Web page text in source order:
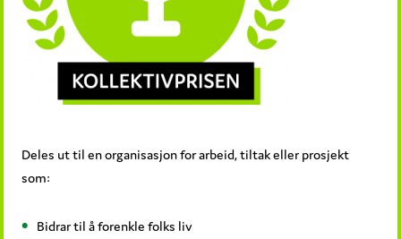
Deles ut til en organisasjon for arbeid, tiltak eller prosjekt
som:
Bidrar til å forenkle folks liv